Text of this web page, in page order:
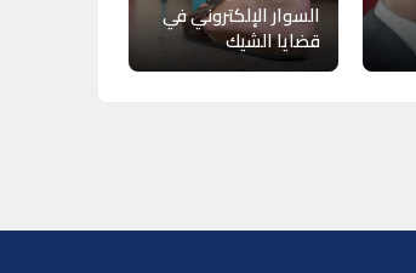
السوار الإلكتروني في
قضايا الشيك